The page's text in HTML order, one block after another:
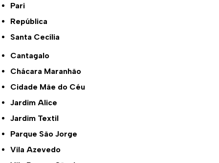
Pari
República
Santa Cecília
Cantagalo
Chácara Maranhão
Cidade Mãe do Céu
Jardim Alice
Jardim Textil
Parque São Jorge
Vila Azevedo